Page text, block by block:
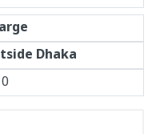
Dhaka
0